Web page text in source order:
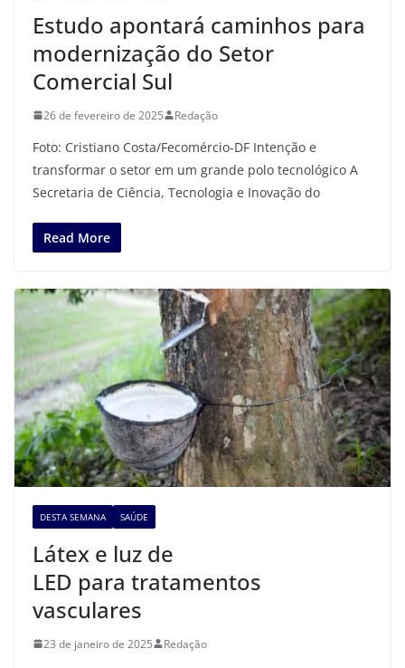
Estudo apontará caminhos para
modernização do Setor
Comercial Sul
26 de fevereiro de 2025 Redação
Foto: Cristiano Costa/Fecomércio-DF Intenção e
transformar o setor em um grande polo tecnológico A
Secretaria de Ciência, Tecnologia e Inovação do
Read More
DESTA SEMANA SAÚDE
Látex e luz de
LED para tratamentos
vasculares
23 de janeiro de 2025 Redação